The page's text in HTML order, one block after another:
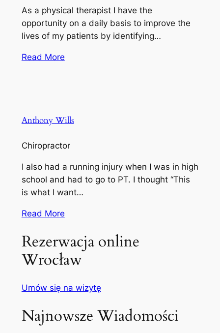
As a physical therapist I have the
opportunity on a daily basis to improve the
lives of my patients by identifying…
Read More
Anthony Wills
Chiropractor
I also had a running injury when I was in high
school and had to go to PT. I thought “This
is what I want…
Read More
Rezerwacja online
Wrocław
Umów się na wizytę
Najnowsze Wiadomości